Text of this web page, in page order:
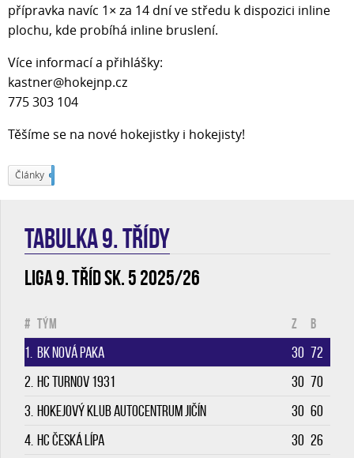
přípravka navíc 1× za 14 dní ve středu k dispozici inline
plochu, kde probíhá inline bruslení.
Více informací a přihlášky:
kastner@hokejnp.cz
775 303 104
Těšíme se na nové hokejistky i hokejisty!
Články
TABULKA 9. třídy
Liga 9. tříd sk. 5 2025/26
# Tým Z B
1. BK Nová Paka 30 72
2. HC Turnov 1931 30 70
3. Hokejový klub Autocentrum Jičín 30 60
4. HC Česká Lípa 30 26